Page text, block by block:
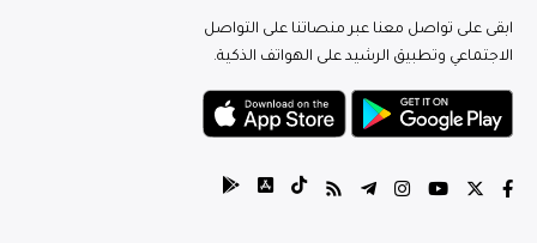
ابقى على تواصل معنا عبر منصاتنا على التواصل
الاجتماعي وتطبيق الرشيد على الهواتف الذكية.